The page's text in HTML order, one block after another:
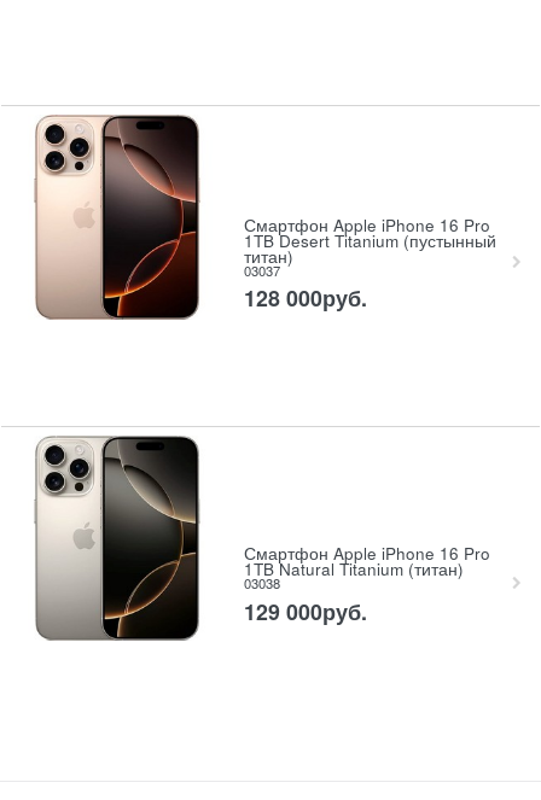
Смартфон Apple iPhone 16 Pro
1TB Desert Titanium (пустынный
титан)
03037
128 000руб.
Смартфон Apple iPhone 16 Pro
1TB Natural Titanium (титан)
03038
129 000руб.